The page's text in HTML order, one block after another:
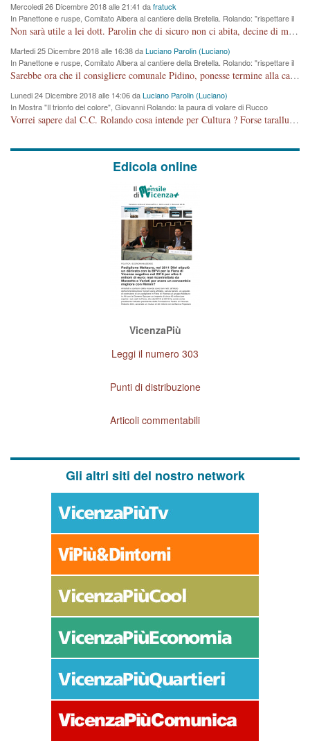
Mercoledi 26 Dicembre 2018 alle 21:41 dafratuck
In Panettone e ruspe, Comitato Albera al cantiere della Bretella. Rolando: "rispettare il
cronoprogramma"
Non sarà utile a lei dott. Parolin che di sicuro non ci abita, decine di migliaia di TIR, automobili e padroncini che passano quotidianamente per una strada appena rotabile, non è più possibile stendere i panni, attraversare la strada senza rischiare la morte, le case stanno crepando, i tempi sono cambiati e la bretella non passerà assolutamente per maddalene (ma cosa sta a dire?!), dia invece responsabilità a chi ha costruito tagliando la strada che doveva invece terminare a isola vicentina e non al moracchino lasciando Motta di Costabissara ancora in panne di traffico. I tempi sono cambiati dottore e se l'anagrafe della vita stagna nell'essere umano impressioni conservatrici, la società non le considera perchè va avanti, si industrializza e ha bisogno di infrastrutture e di sviluppo. Ultima considerazione, se è geloso di Rolando perchè vede in lui solo campagne politiche mentre si difendono i SOLI diritti dei cittadini, la preghiamo faccia considerazioni più appropriate. Saluti e complimenti per i suoi scritti.
Martedi 25 Dicembre 2018 alle 16:38 daLuciano Parolin (Luciano)
In Panettone e ruspe, Comitato Albera al cantiere della Bretella. Rolando: "rispettare il
cronoprogramma"
Sarebbe ora che il consigliere comunale Pidino, ponesse termine alla campagna elettorale nel territorio del suo seggio Villaggio del Sole. La tiraca è iniziata, distruggerà 6 km di prateria ovest della città, ricca di fonti e sorgenti d'acqua. I cittadini di Maddalene non avranno più Pace la notte. Molta colpa per la costruzione di questa Strada è proprio del signor Rolando,dei suoi gazebo mobili e che vuol far passare questa opera VANDALICA come progetto "utile" a chi ? Non è cosa seria sig. Rolando!
Lunedi 24 Dicembre 2018 alle 14:06 daLuciano Parolin (Luciano)
In Mostra "Il trionfo del colore", Giovanni Rolando: la paura di volare di Rucco
Vorrei sapere dal C.C. Rolando cosa intende per Cultura ? Forse tarallucci, vino e sagre, o spaghetti tricolori del PD ? Il continuo (s)parlare della mostra a Palazzo Chiericati caro consigliere DANNEGGIA FORTEMENTE l'immagine della città TUTTA e fa deviare i consensi che in RUSSIA (badi bene ex U.R.S.S.) sono ECCELLENTI. A livello artistico l'evento è di alta Valenza culturale, COMPITO di Tutta la Cittadinanza fare il possibile per propagandare l'iniziativa senza farne UN CASO PARTITICO come fa Lei da sempre. Meno Gazebo + Partecipazione! E così sia. Amen.
Edicola online
VicenzaPiù
Leggi il numero 303
Punti di distribuzione
Articoli commentabili
Gli altri siti del nostro network